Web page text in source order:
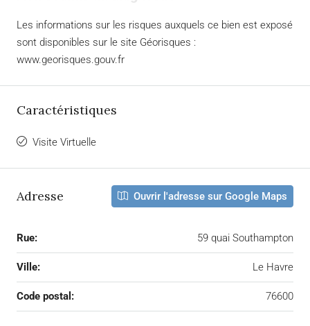
Les informations sur les risques auxquels ce bien est exposé
sont disponibles sur le site Géorisques :
www.georisques.gouv.fr
Caractéristiques
Visite Virtuelle
Adresse Ouvrir l'adresse sur Google Maps
Rue: 59 quai Southampton
Ville: Le Havre
Code postal: 76600